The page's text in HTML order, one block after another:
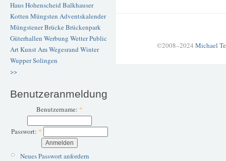
Haus Hohenscheid Balkhauser
Kotten Müngsten Adventskalender
Müngstener BrückeBrückenpark
Güterhallen Werbung WetterPublic
ArtKunstAm Wegesrand Winter
WupperSolingen
>>
Benutzeranmeldung
Benutzername: *
Passwort: *
Neues Passwort anfordern
©2008–2024 Michael